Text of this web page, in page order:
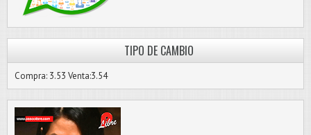
TIPO DE CAMBIO
Compra: 3.53 Venta:3.54